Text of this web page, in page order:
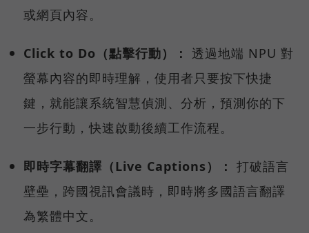
或網頁內容。
Click to Do（點擊行動）： 透過地端 NPU 對
螢幕內容的即時理解，使用者只要按下快捷
鍵，就能讓系統智慧偵測、分析，預測你的下
一步行動，快速啟動後續工作流程。
即時字幕翻譯（Live Captions）： 打破語言
壁壘，跨國視訊會議時，即時將多國語言翻譯
為繁體中文。